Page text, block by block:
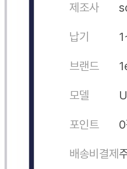
제조사
납기
브랜드
모델
포인트
배송비결제